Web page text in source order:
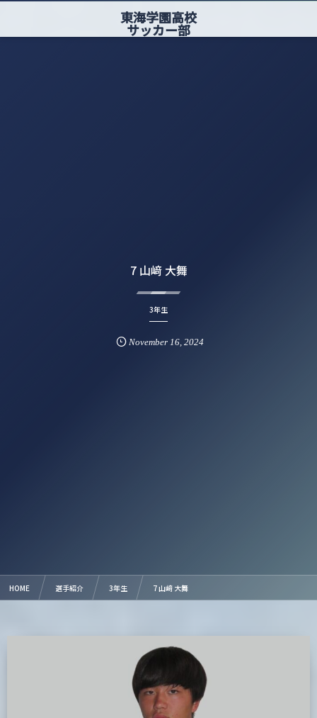
東海学園高校
サッカー部
7 山﨑 大舞
3年生
November 16, 2024
HOME 選手紹介 3年生 7 山﨑 大舞